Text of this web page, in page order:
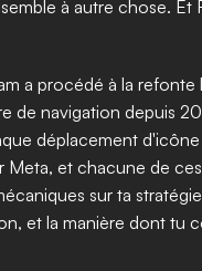
à autre chose. Et
a procédé à la refonte
de navigation depuis
déplacement
Meta, et chacune de
sur ta
et la manière dont tu